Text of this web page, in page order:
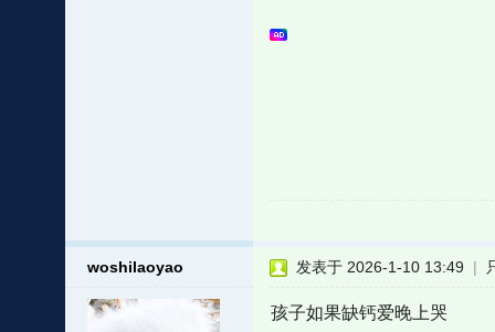
woshilaoyao 发表于 2026-1-10 13:49 |
孩子如果缺钙爱晚上哭